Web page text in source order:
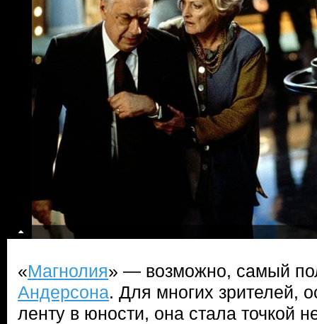
«Магнолия» — возможно, самый
Андерсона. Для многих зрителей,
ленту в юности, она стала точкой